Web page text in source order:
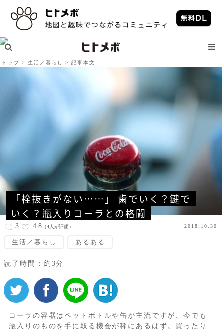
トップ 生活／暮らし 記事本文
「栓抜きがない……」 歯でいく？鍵で
いく？瓶入りコーラとの格闘
3 4.8 （4人が評価） 2018.10.30
生活／暮らし あるある
読了時間：約3分
コーラの容器はペットボトルや缶が主流ですが、今でも
瓶入りのものを手に取る機会が稀にあるはず。買ったり